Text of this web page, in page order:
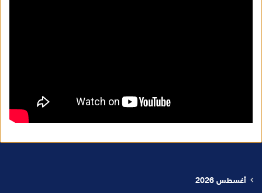
أغسطس 2026